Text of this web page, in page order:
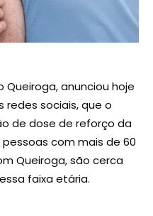
Queiroga, anunciou hoje
redes sociais, que o
de dose de reforço da
com mais de 60
Queiroga, são cerca
faixa etária.